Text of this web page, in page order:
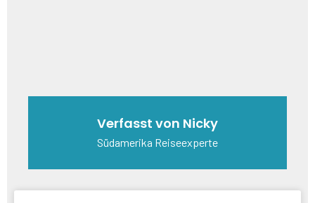
Verfasst von Nicky
Südamerika Reiseexperte